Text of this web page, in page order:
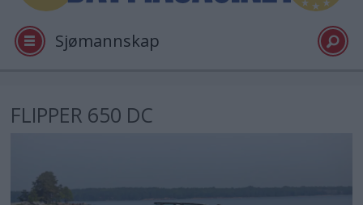
Sjømannskap
FLIPPER 650 DC